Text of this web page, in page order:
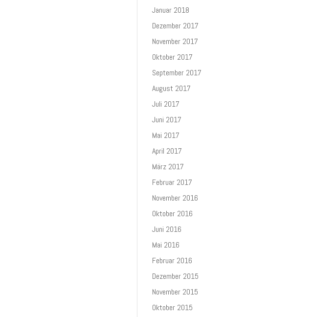
Januar 2018
Dezember 2017
November 2017
Oktober 2017
September 2017
August 2017
Juli 2017
Juni 2017
Mai 2017
April 2017
März 2017
Februar 2017
November 2016
Oktober 2016
Juni 2016
Mai 2016
Februar 2016
Dezember 2015
November 2015
Oktober 2015